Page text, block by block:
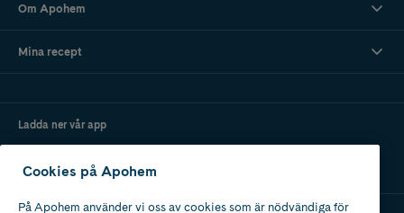
Om Apohem
Mina recept
Ladda ner vår app
Cookies på Apohem
På Apohem använder vi oss av cookies som är nödvändiga för